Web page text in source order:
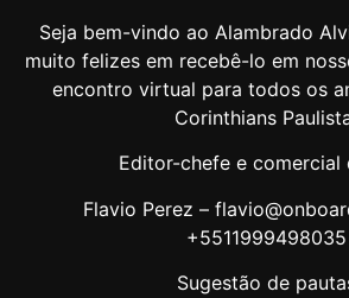
Seja bem-vindo ao Alambrado
muito felizes em recebê-lo em
encontro virtual para todos os
Corinthians
Editor-chefe e comercial
Flavio Perez –
+5511999498035
Sugestão de